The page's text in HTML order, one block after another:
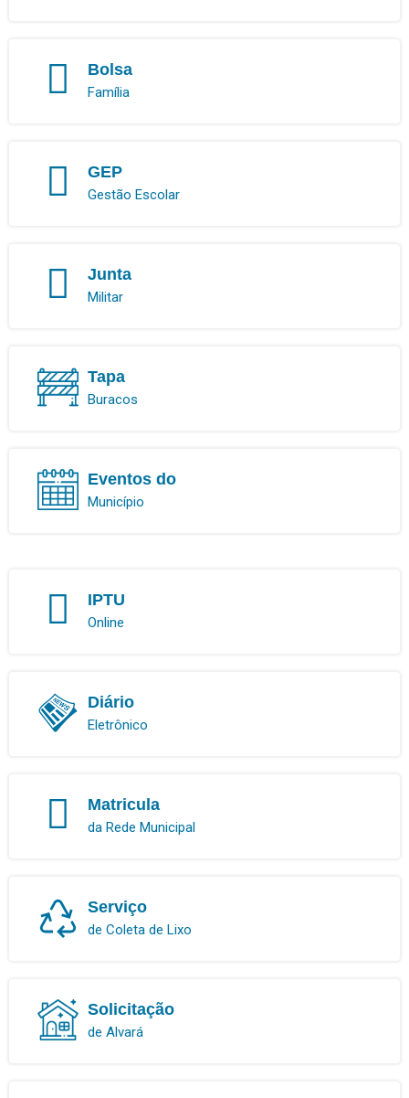
Bolsa
Família
GEP
Gestão Escolar
Junta
Militar
Tapa
Buracos
Eventos do
Município
IPTU
Online
Diário
Eletrônico
Matricula
da Rede Municipal
Serviço
de Coleta de Lixo
Solicitação
de Alvará